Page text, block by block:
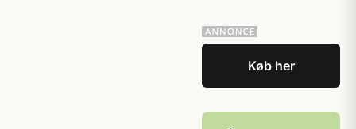
Køb her